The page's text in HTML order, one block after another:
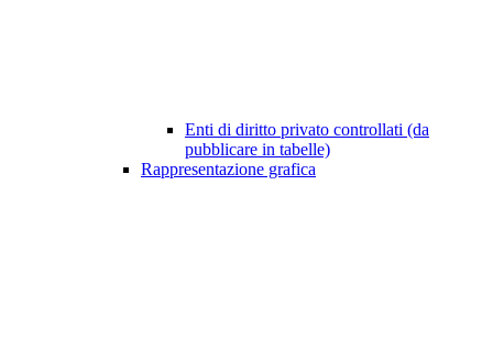
Enti di diritto privato controllati (da
pubblicare in tabelle)
Rappresentazione grafica